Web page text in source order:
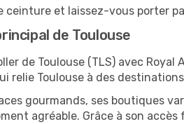
ceinture et laissez-vous porter
de Toulouse
de Toulouse (TLS) avec
relie Toulouse à des
gourmands, ses boutiques
agréable. Grâce à son